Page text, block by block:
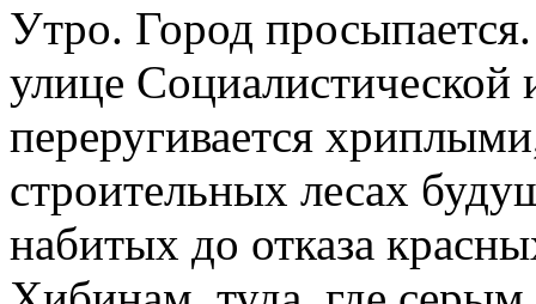
Утро. Город
улице Социалистической
переругивается
строительных лесах
набитых до отказа